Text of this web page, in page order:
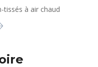
tissés à air chaud